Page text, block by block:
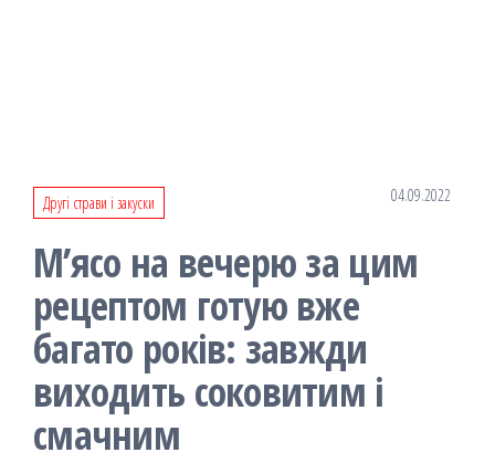
Другі страви і закуски 04.09.2022
М’ясо на вечерю за цим
рецептом готую вже
багато років: завжди
виходить соковитим і
смачним